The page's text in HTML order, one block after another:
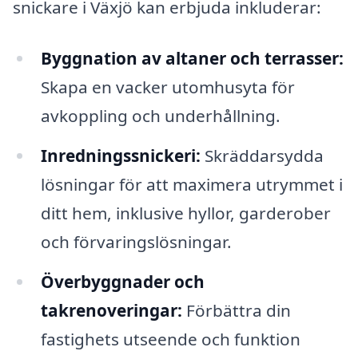
snickare i Växjö kan erbjuda inkluderar:
Byggnation av altaner och terrasser:
Skapa en vacker utomhusyta för
avkoppling och underhållning.
Inredningssnickeri: Skräddarsydda
lösningar för att maximera utrymmet i
ditt hem, inklusive hyllor, garderober
och förvaringslösningar.
Överbyggnader och
takrenoveringar: Förbättra din
fastighets utseende och funktion